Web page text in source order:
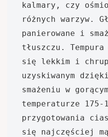
kalmary, czy
różnych warzyw.
panierowane i
tłuszczu.
się lekkim i
uzyskiwanym
smażeniu w
temperaturze 175-
przygotowania
się najczęściej